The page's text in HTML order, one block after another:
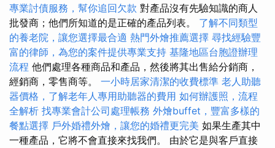
專業討債服務，幫你追回欠款 對產品沒有先驗知識的商人
批發商；他們所知道的是正確的產品列表。 了解不同類型
的養老院，讓您選擇最合適 熱門外燴推薦選擇 尋找經驗豐
富的律師，為您的案件提供專業支持 基隆地區台胞證辦理
流程 他們處理各種商品和產品，然後將其出售給分銷商，
經銷商，零售商等。 一小時居家清潔的收費標準 老人助聽
器價格，了解老年人專用助聽器的費用 如何辦護照，流程
全解析 找專業會計公司處理帳務 外燴buffet，豐富多樣的
餐點選擇 戶外婚禮外燴，讓您的婚禮更完美 如果生產其中
一種產品，它將不會直接來找我們。 由於它是與客戶直接